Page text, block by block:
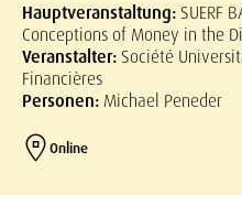
Hauptveranstaltung: SUERF
Conceptions of Money in the
Veranstalter: Société
Financières
Personen: Michael Peneder
Online